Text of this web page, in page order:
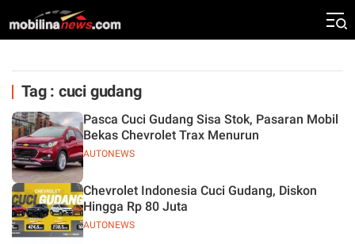
Tag : cuci gudang
AUTONEWS
Pasca Cuci Gudang Sisa Stok, Pasaran Mobil
Bekas Chevrolet Trax Menurun
AUTONEWS
Chevrolet Indonesia Cuci Gudang, Diskon
Hingga Rp 80 Juta